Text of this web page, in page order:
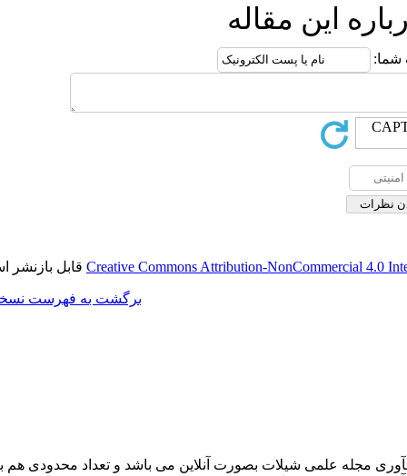
Creative Commonsقابل بازنشر است.
برگشت به فهرست نسخه ها
آنلاین می باشد و تعداد محدودی هم به چاپ می رساند. شماره